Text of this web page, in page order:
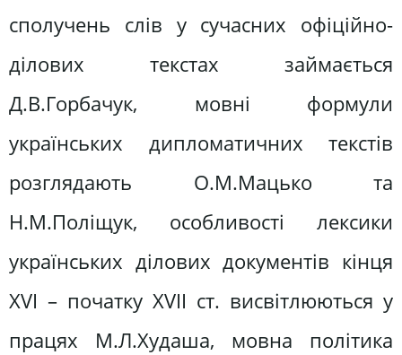
сполучень слів у сучасних офіційно-
ділових текстах займається
Д.В.Горбачук, мовні формули
українських дипломатичних текстів
розглядають О.М.Мацько та
Н.М.Поліщук, особливості лексики
українських ділових документів кінця
ХVІ – початку ХVІІ ст. висвітлюються у
працях М.Л.Худаша, мовна політика